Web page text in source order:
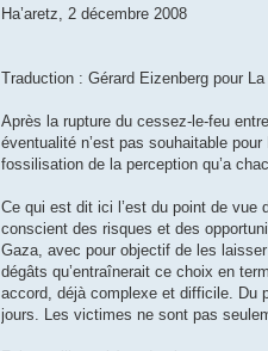
Ha’aretz, 2 décembre 2008
Traduction : Gérard Eizenberg pour
Après la rupture du cessez-le-feu
éventualité n’est pas souhaitable
fossilisation de la perception qu’a
Ce qui est dit ici l’est du point de vue
conscient des risques et des
Gaza, avec pour objectif de les
dégâts qu’entraînerait ce choix en
accord, déjà complexe et difficile. Du
jours. Les victimes ne sont pas